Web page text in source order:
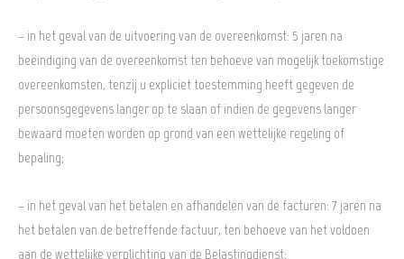
– in het geval van de uitvoering van de overeenkomst: 5 jaren na
beëindiging van de overeenkomst ten behoeve van mogelijk toekomstige
overeenkomsten, tenzij u expliciet toestemming heeft gegeven de
persoonsgegevens langer op te slaan of indien de gegevens langer
bewaard moeten worden op grond van een wettelijke regeling of
bepaling;
– in het geval van het betalen en afhandelen van de facturen: 7 jaren na
het betalen van de betreffende factuur, ten behoeve van het voldoen
aan de wettelijke verplichting van de Belastingdienst;